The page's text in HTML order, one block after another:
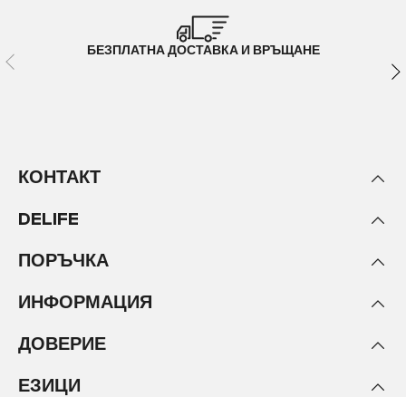
БЕЗПЛАТНА ДОСТАВКА И ВРЪЩАНЕ
КОНТАКТ
DELIFE
ПОРЪЧКА
ИНФОРМАЦИЯ
ДОВЕРИЕ
ЕЗИЦИ